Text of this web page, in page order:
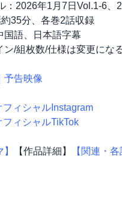
：2026年1月7日Vol.1-6、
35分、各巻2話収録
国語、日本語字幕
/組枚数/仕様は変更にな
予告映像
フィシャルInstagram
フィシャルTikTok
【作品詳細】 【関連・